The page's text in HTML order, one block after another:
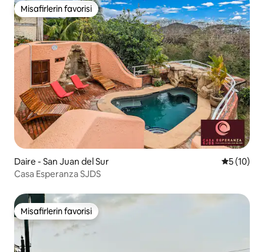
Misafirlerin favorisi
Misafirlerin favorisi
Daire - San Juan del Sur 55 (10)
Casa Esperanza SJDS
Misafirlerin favorisi
Misafirlerin favorisi